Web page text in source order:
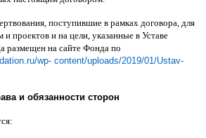
поступившие в рамках договора для
и проектов и на цели указанные в Уставе
размещен на сайте Фонда по
wp- content/uploads/2019/01/Ustav-
и обязанности сторон
: